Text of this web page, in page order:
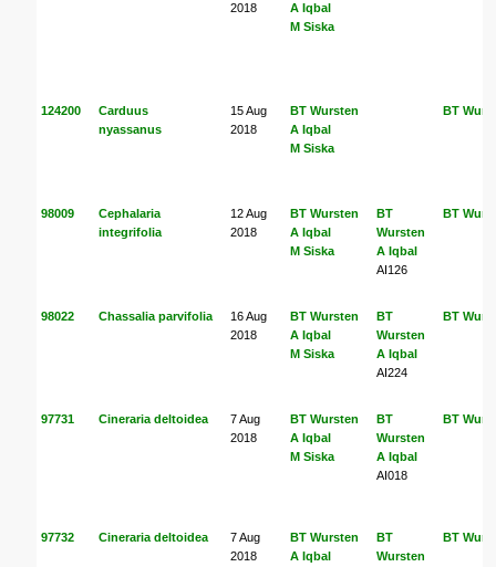
2018
A Iqbal
M Siska
124200
Carduus
nyassanus
15 Aug
2018
BT Wursten
A Iqbal
M Siska
BT
98009
Cephalaria
integrifolia
12 Aug
2018
BT Wursten
A Iqbal
M Siska
BT
Wursten
A Iqbal
AI126
BT
98022 Chassalia parvifolia
16 Aug
2018
BT Wursten
A Iqbal
M Siska
BT
Wursten
A Iqbal
AI224
BT
97731 Cineraria deltoidea
7 Aug
2018
BT Wursten
A Iqbal
M Siska
BT
Wursten
A Iqbal
AI018
BT
97732 Cineraria deltoidea
7 Aug
2018
BT Wursten
A Iqbal
BT
Wursten
BT